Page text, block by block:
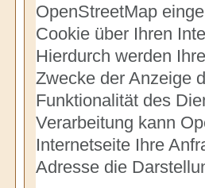
OpenStreetMap
Cookie über Ihren
Hierdurch werden
Zwecke der Anzeige
Funktionalität des
Verarbeitung kann
Internetseite Ihre
Adresse die